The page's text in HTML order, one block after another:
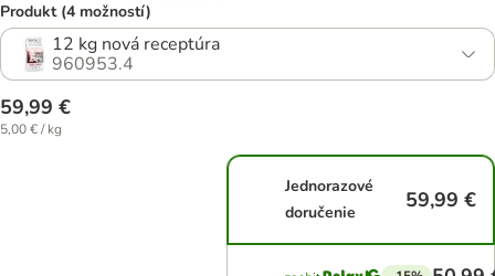
Produkt (4 možností)
12 kg nová receptúra
960953.4
59,99 €
5,00 € / kg
Jednorazové
doručenie
59,99 €